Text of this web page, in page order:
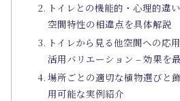
トイレとの機能的・心理的違
空間特性の相違点を具体解説
トイレから見る他空間への応
活用バリエーション – 効果を
場所ごとの適切な植物選びと
用可能な実例紹介